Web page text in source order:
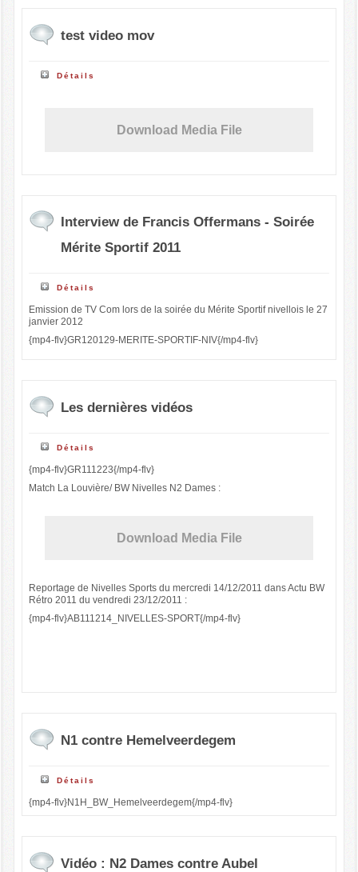
test video mov
Détails
Download Media File
Interview de Francis Offermans - Soirée
Mérite Sportif 2011
Détails
Emission de TV Com lors de la soirée du Mérite Sportif nivellois le 27
janvier 2012
{mp4-flv}GR120129-MERITE-SPORTIF-NIV{/mp4-flv}
Les dernières vidéos
Détails
{mp4-flv}GR111223{/mp4-flv}
Match La Louvière/ BW Nivelles N2 Dames :
Download Media File
Reportage de Nivelles Sports du mercredi 14/12/2011 dans Actu BW
Rétro 2011 du vendredi 23/12/2011 :
{mp4-flv}AB111214_NIVELLES-SPORT{/mp4-flv}
N1 contre Hemelveerdegem
Détails
{mp4-flv}N1H_BW_Hemelveerdegem{/mp4-flv}
Vidéo : N2 Dames contre Aubel